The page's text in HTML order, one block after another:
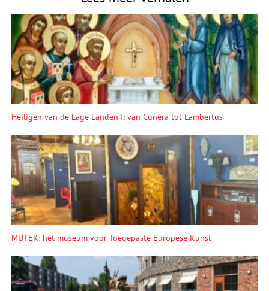
Heiligen van de Lage Landen I: van Cunera tot Lambertus
MUTEK: hét museum voor Toegepaste Europese Kunst